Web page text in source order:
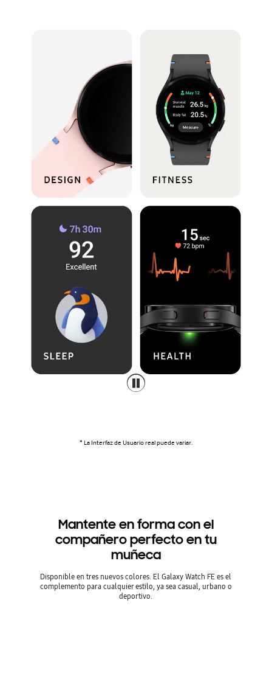
* La Interfaz de Usuario real puede variar.
Mantente en forma con el
compañero perfecto en tu
muñeca
Disponible en tres nuevos colores. El Galaxy Watch FE es el
complemento para cualquier estilo, ya sea casual, urbano o
deportivo.